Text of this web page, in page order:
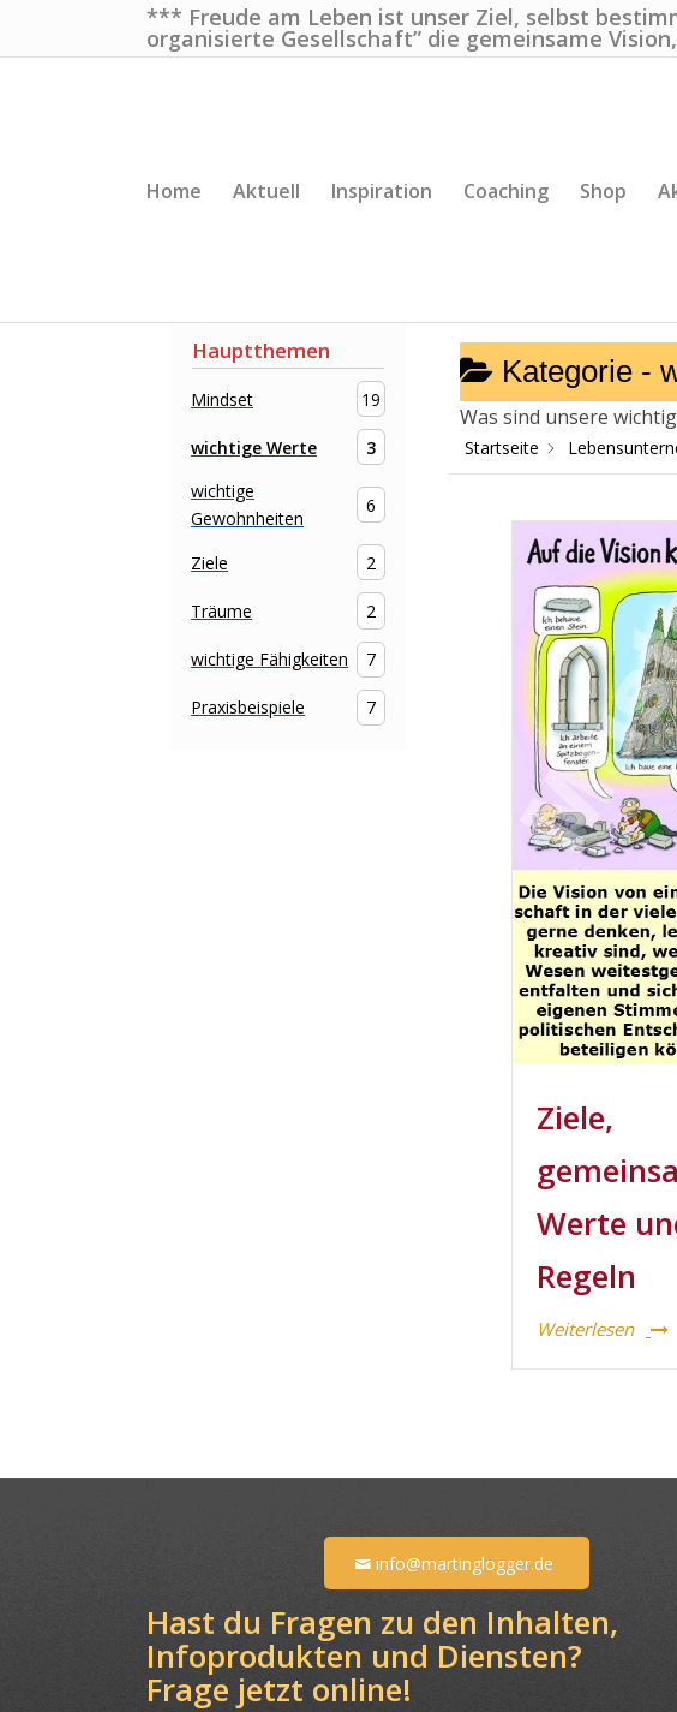
*** Freude am Leben ist unser Ziel, selbst
organisierte Gesellschaft” die gemeinsame
Home Aktuell Inspiration Coaching Shop
Hauptthemen
Mindset 19
wichtige Werte
3
wichtige
Gewohnheiten
6
Ziele 2
Träume 2
wichtige Fähigkeiten 7
Praxisbeispiele 7
Kategorie -
Was sind unsere
Startseite
Ziele,
Werte
Regeln
Weiterlesen
info@martinglogger.de
Hast du Fragen zu den Inhalten,
Infoprodukten und Diensten?
Frage jetzt online!